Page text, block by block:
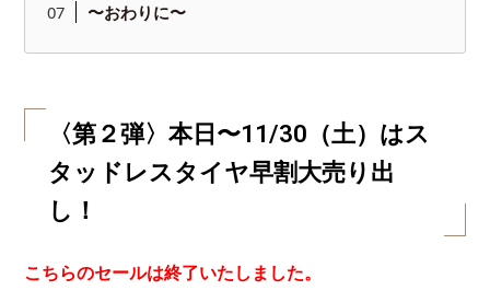
〜おわりに〜
〈第２弾〉本日〜11/30（土）はス
タッドレスタイヤ早割大売り出
し！
こちらのセールは終了いたしました。